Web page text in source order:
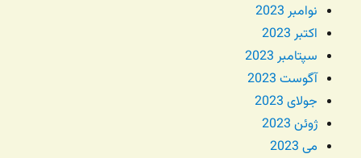
نوامبر 2023
اکتبر 2023
سپتامبر 2023
آگوست 2023
جولای 2023
ژوئن 2023
می 2023